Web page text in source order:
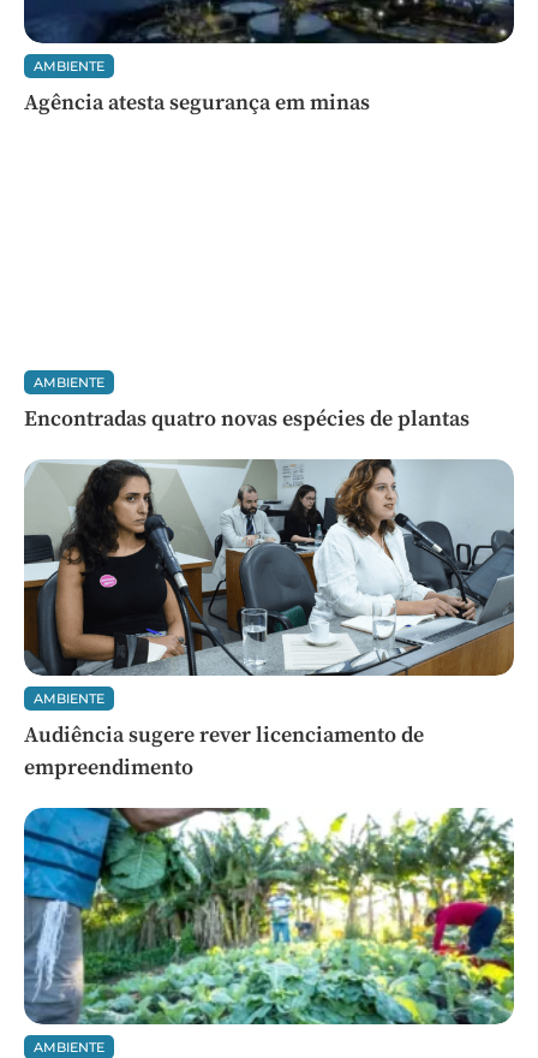
AMBIENTE
Agência atesta segurança em minas
AMBIENTE
Encontradas quatro novas espécies de plantas
AMBIENTE
Audiência sugere rever licenciamento de
empreendimento
AMBIENTE